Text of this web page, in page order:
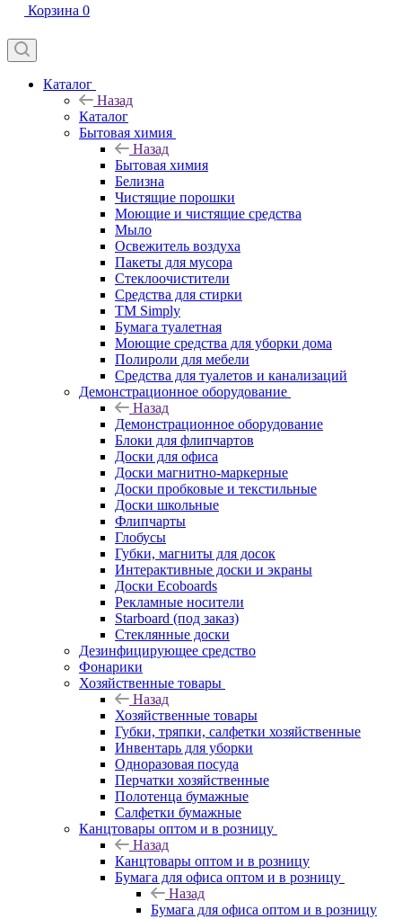
Корзина 0
Каталог
Назад
Каталог
Бытовая химия
Назад
Бытовая химия
Белизна
Чистящие порошки
Моющие и чистящие средства
Мыло
Освежитель воздуха
Пакеты для мусора
Стеклоочистители
Средства для стирки
TM Simply
Бумага туалетная
Моющие средства для уборки дома
Полироли для мебели
Средства для туалетов и канализаций
Демонстрационное оборудование
Назад
Демонстрационное оборудование
Блоки для флипчартов
Доски для офиса
Доски магнитно-маркерные
Доски пробковые и текстильные
Доски школьные
Флипчарты
Глобусы
Губки, магниты для досок
Интерактивные доски и экраны
Доски Ecoboards
Рекламные носители
Starboard (под заказ)
Стеклянные доски
Дезинфицирующее средство
Фонарики
Хозяйственные товары
Назад
Хозяйственные товары
Губки, тряпки, салфетки хозяйственные
Инвентарь для уборки
Одноразовая посуда
Перчатки хозяйственные
Полотенца бумажные
Салфетки бумажные
Канцтовары оптом и в розницу
Назад
Канцтовары оптом и в розницу
Бумага для офиса оптом и в розницу
Назад
Бумага для офиса оптом и в розницу